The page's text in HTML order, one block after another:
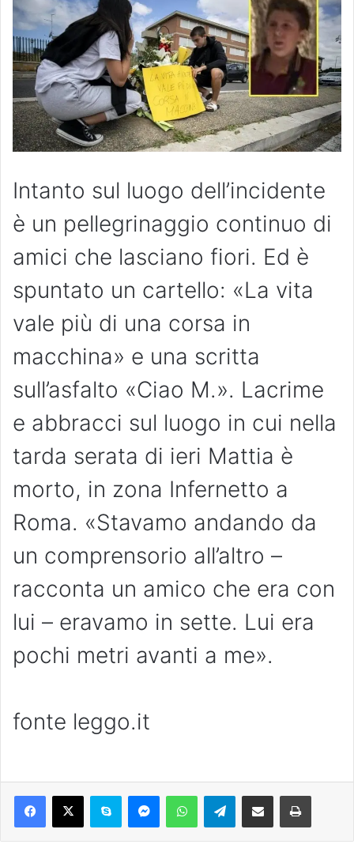
Intanto sul luogo dell’incidente
è un pellegrinaggio continuo di
amici che lasciano fiori. Ed è
spuntato un cartello: «La vita
vale più di una corsa in
macchina» e una scritta
sull’asfalto «Ciao M.». Lacrime
e abbracci sul luogo in cui nella
tarda serata di ieri Mattia è
morto, in zona Infernetto a
Roma. «Stavamo andando da
un comprensorio all’altro –
racconta un amico che era con
lui – eravamo in sette. Lui era
pochi metri avanti a me».
fonte leggo.it